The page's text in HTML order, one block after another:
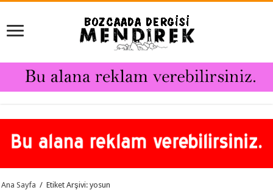
Ana Sayfa / Etiket Arşivi: yosun